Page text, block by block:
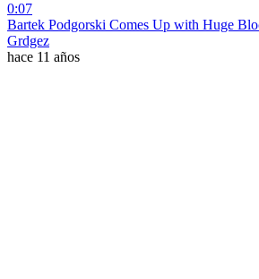
0:07
Bartek Podgorski Comes Up with Huge
Grdgez
hace 11 años